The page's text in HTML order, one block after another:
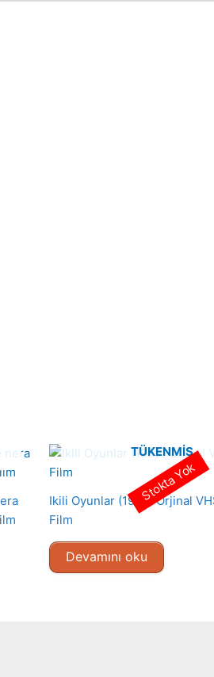
TÜKENMIŞ
Ikili Oyunlar (1989) Orjinal
Film
Devamını oku
Stokta Yok